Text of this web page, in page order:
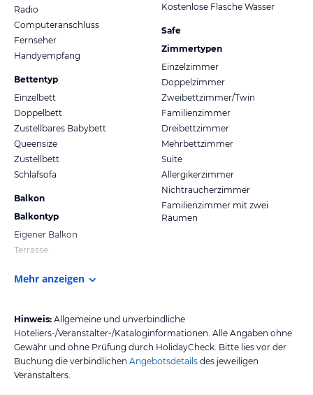
Radio
Computeranschluss
Fernseher
Handyempfang
Bettentyp
Einzelbett
Doppelbett
Zustellbares Babybett
Queensize
Zustellbett
Schlafsofa
Balkon
Balkontyp
Eigener Balkon
Terrasse
Kostenlose Flasche Wasser
Safe
Zimmertypen
Einzelzimmer
Doppelzimmer
Zweibettzimmer/Twin
Familienzimmer
Dreibettzimmer
Mehrbettzimmer
Suite
Allergikerzimmer
Nichtraucherzimmer
Familienzimmer mit zwei
Räumen
Mehr anzeigen
Hinweis: Allgemeine und unverbindliche
Hoteliers-/Veranstalter-/Kataloginformationen. Alle Angaben ohne
Gewähr und ohne Prüfung durch HolidayCheck. Bitte lies vor der
Buchung die verbindlichen Angebotsdetails des jeweiligen
Veranstalters.